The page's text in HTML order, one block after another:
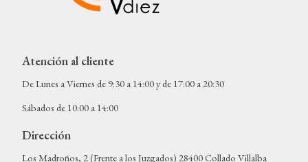
Atención al cliente
De Lunes a Viernes de 9:30 a 14:00 y de 17:00 a 20:30
Sábados de 10:00 a 14:00
Dirección
Los Madroños, 2 (Frente a los Juzgados) 28400 Collado Villalba